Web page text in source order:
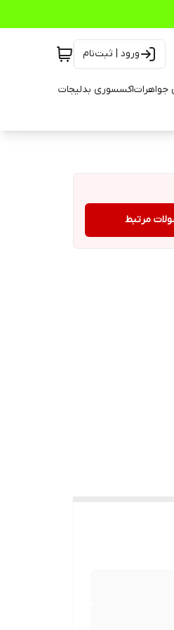
ورود | ثبت‌نام
جواهراتاکسسوری بدلیجات
مرتبط